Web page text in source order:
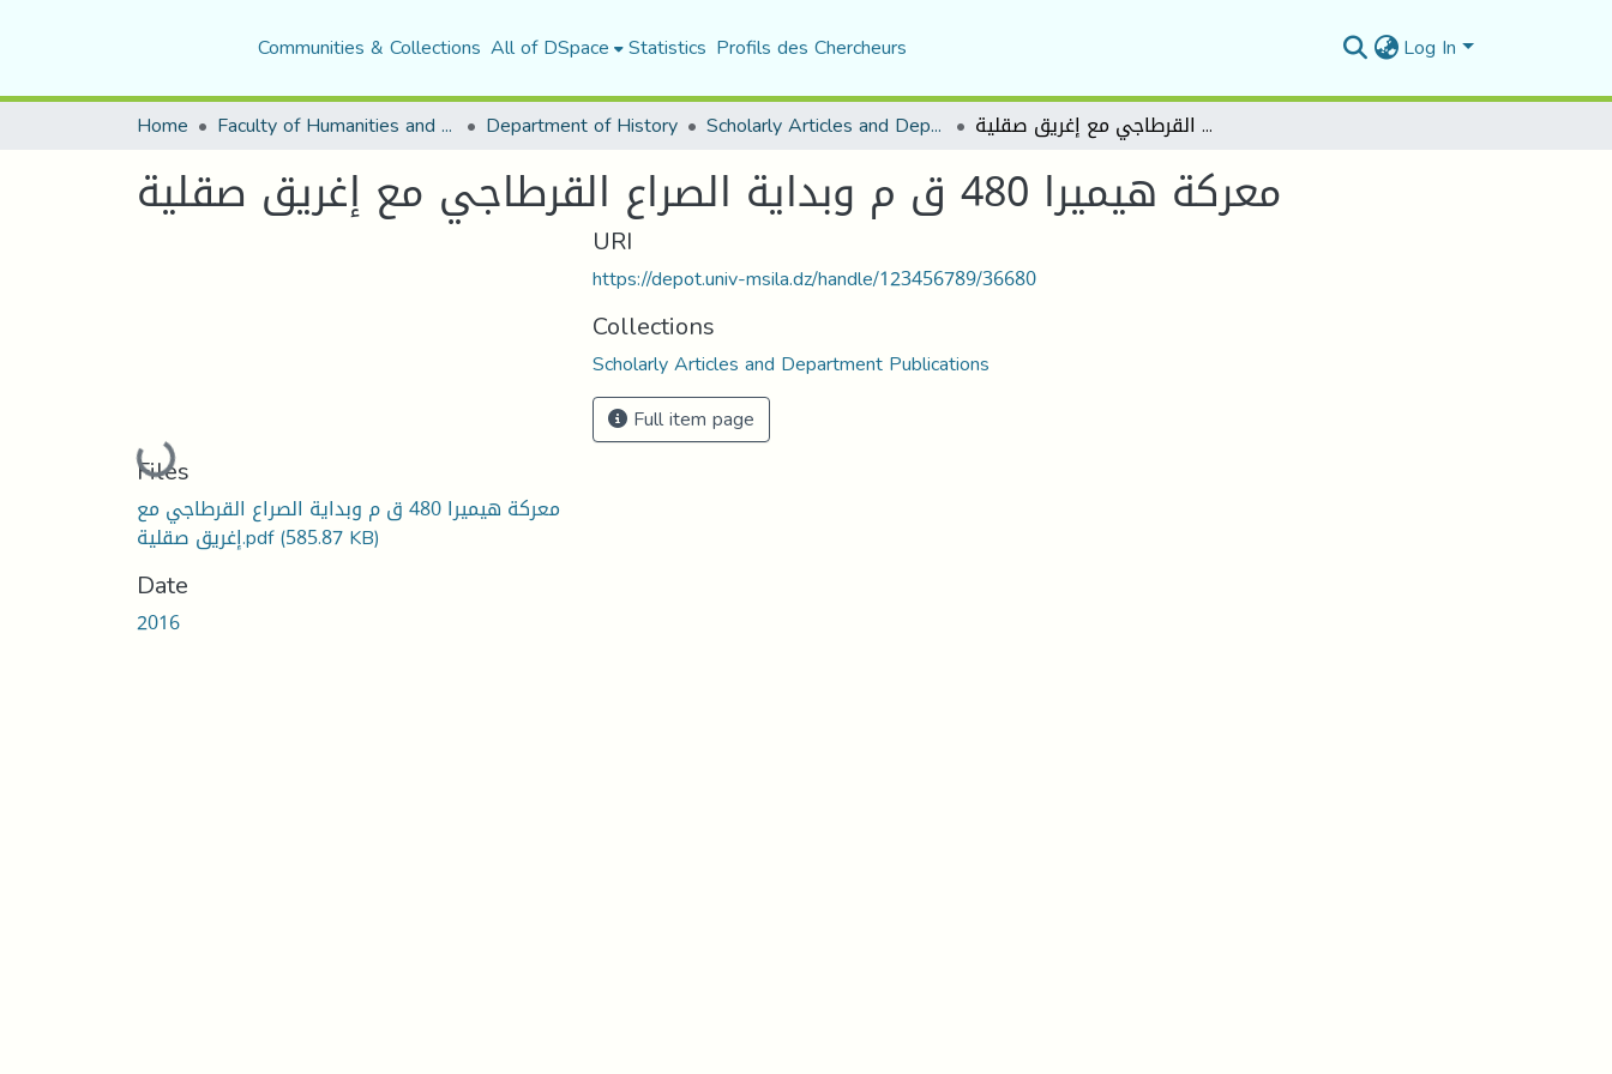
Communities & Collections All of DSpace Statistics Profils des Chercheurs Log In
Home Faculty of Humanities and Social Sciences Department of History Scholarly Articles and Department Publications معركة هيميرا 480 ق م وبداية الصراع القرطاجي مع إغريق صقلية
معركة هيميرا 480 ق م وبداية الصراع القرطاجي مع إغريق صقلية
Loading...
Files
معركة هيميرا 480 ق م وبداية الصراع القرطاجي مع
إغريق صقلية.pdf(585.87 KB)
Date
2016
URI
https://depot.univ-msila.dz/handle/123456789/36680
Collections
Scholarly Articles and Department Publications
Full item page